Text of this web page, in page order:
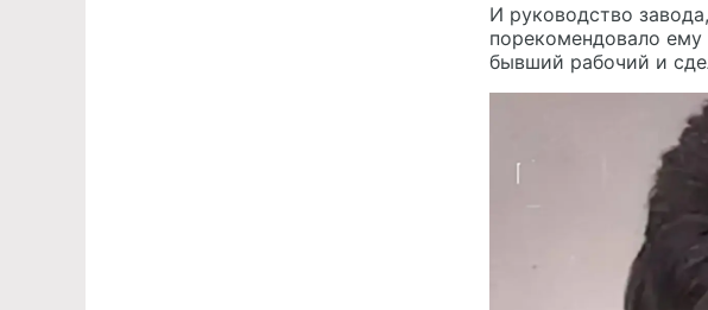
И руководство
порекомендовало
бывший рабочий и